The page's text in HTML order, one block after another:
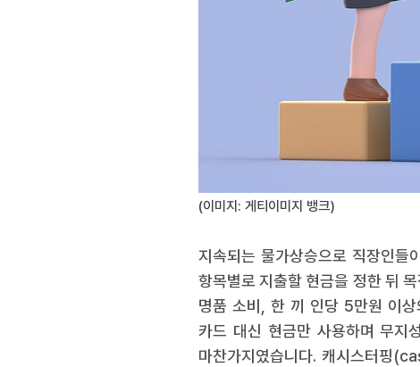
(이미지: 게티이미지 뱅크)
지속되는 물가상승으로 직장인들
항목별로 지출할 현금을 정한 뒤
명품 소비, 한 끼 인당 5만원 이상
카드 대신 현금만 사용하며 무지
마찬가지였습니다. 캐시스터핑